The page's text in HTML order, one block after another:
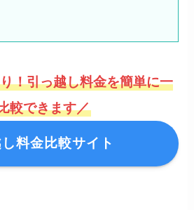
！引っ越し料金を簡単に一
較できます／
料金比較サイト